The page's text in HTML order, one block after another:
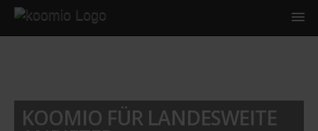
KOOMIO FÜR LANDESWEITE